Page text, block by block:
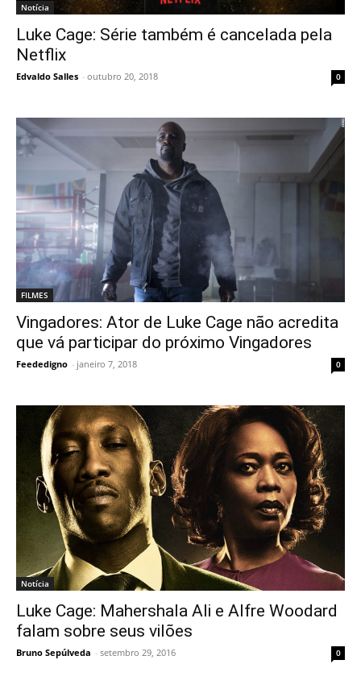
Notícia
Luke Cage: Série também é cancelada pela
Netflix
Edvaldo Salles - outubro 20, 2018 0
FILMES
Vingadores: Ator de Luke Cage não acredita
que vá participar do próximo Vingadores
Feededigno - janeiro 7, 2018 0
Notícia
Luke Cage: Mahershala Ali e Alfre Woodard
falam sobre seus vilões
Bruno Sepúlveda - setembro 29, 2016 0